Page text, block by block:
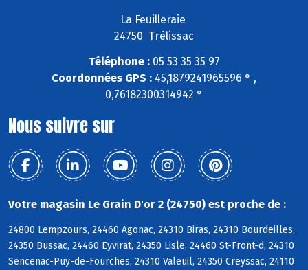
La Feuilleraie
24750 Trélissac
Téléphone :05 53 35 35 97
Coordonnées GPS : 45,1879241965596 ° ,
0,76182300314942 °
Nous suivre sur
Votre magasin Le Grain D'or 2 (24750) est proche de :
24800 Lempzours, 24460 Agonac, 24310 Biras, 24310 Bourdeilles,
24350 Bussac, 24460 Eyvirat, 24350 Lisle, 24460 St-Front-d, 24310
Sencenac-Puy-de-Fourches, 24310 Valeuil, 24350 Creyssac, 24110